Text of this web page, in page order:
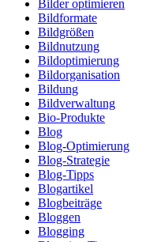
Bilder optimieren
Bildformate
Bildgrößen
Bildnutzung
Bildoptimierung
Bildorganisation
Bildung
Bildverwaltung
Bio-Produkte
Blog
Blog-Optimierung
Blog-Strategie
Blog-Tipps
Blogartikel
Blogbeiträge
Bloggen
Blogging